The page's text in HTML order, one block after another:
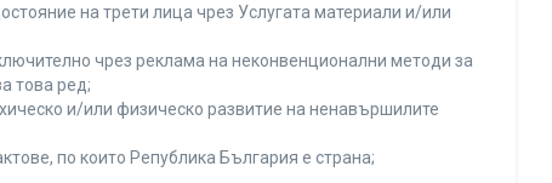
на трети лица чрез Услугата материали и/или
чрез реклама на неконвенционални методи за
това ред;
и/или физическо развитие на ненавършилите
по които Република България е страна;